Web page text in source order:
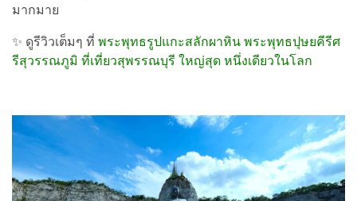
มากมาย
✨ ดูรีวิวเต็มๆ ที่ พระพุทธรูปแกะสลักผาหิน พระพุทธปุษยคีรีศ
รีสุวรรณภูมิ ที่เที่ยวสุพรรณบุรี ใหญ่สุด หนึ่งเดียวในโลก